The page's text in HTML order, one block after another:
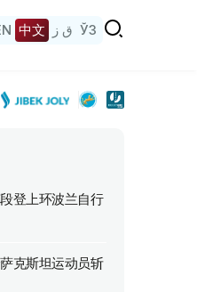
中文 ق ز ЎЗ
登上环波兰自行
克斯坦运动员斩